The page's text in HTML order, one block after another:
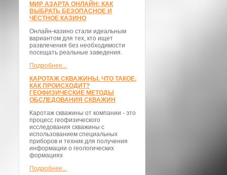
МИР АЗАРТА ОНЛАЙН: КАК
ВЫБРАТЬ БЕЗОПАСНОЕ И
ЧЕСТНОЕ КАЗИНО
Онлайн-казино стали идеальным
вариантом для тех, кто ищет
развлечения без необходимости
посещать реальные заведения.
Подробнее...
КАРОТАЖ СКВАЖИНЫ. ЧТО ТАКОЕ,
КАК ПРОИСХОДИТ?
ГЕОФИЗИЧЕСКИЕ МЕТОДЫ
ОБСЛЕДОВАНИЯ СКВАЖИН
Каротаж скважины от компании - это
процесс геофизического
исследования скважины с
использованием специальных
приборов и техник для получения
информации о геологических
формациях
Подробнее...